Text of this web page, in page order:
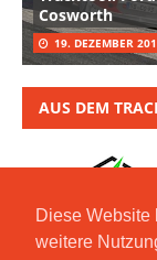
Diese Website
weitere
Cosworth
19. DEZEMBER
AUS DEM